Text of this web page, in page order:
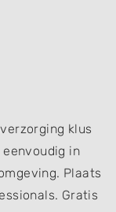
klus
eenvoudig in
Plaats
Gratis